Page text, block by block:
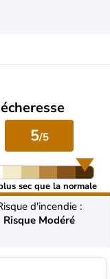
5/5
sec que la normale
d'incendie :
Risque Modéré